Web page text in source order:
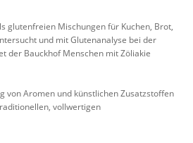
glutenfreien Mischungen für Kuchen, Brot,
und mit Glutenanalyse bei der
der Bauckhof Menschen mit Zöliakie
von Aromen und künstlichen Zusatzstoffen
vollwertigen